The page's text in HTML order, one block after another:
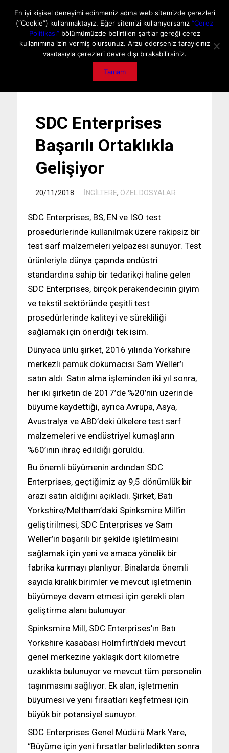
GİZLİLİK POLİTİKASI İLETİŞİM ÖNEMLİ DUYURU
SDC Enterprises
Başarılı Ortaklıkla
Gelişiyor
20/11/2018 İNGİLTERE, ÖZEL DOSYALAR
SDC Enterprises, BS, EN ve ISO test
prosedürlerinde kullanılmak üzere rakipsiz bir
test sarf malzemeleri yelpazesi sunuyor. Test
ürünleriyle dünya çapında endüstri
standardına sahip bir tedarikçi haline gelen
SDC Enterprises, birçok perakendecinin giyim
ve tekstil sektöründe çeşitli test
prosedürlerinde kaliteyi ve sürekliliği
sağlamak için önerdiği tek isim.
Dünyaca ünlü şirket, 2016 yılında Yorkshire
merkezli pamuk dokumacısı Sam Weller’ı
satın aldı. Satın alma işleminden iki yıl sonra,
her iki şirketin de 2017’de %20’nin üzerinde
büyüme kaydettiği, ayrıca Avrupa, Asya,
Avustralya ve ABD’deki ülkelere test sarf
malzemeleri ve endüstriyel kumaşların
%60’ının ihraç edildiği görüldü.
Bu önemli büyümenin ardından SDC
Enterprises, geçtiğimiz ay 9,5 dönümlük bir
arazi satın aldığını açıkladı. Şirket, Batı
Yorkshire/Meltham’daki Spinksmire Mill’in
geliştirilmesi, SDC Enterprises ve Sam
Weller’in başarılı bir şekilde işletilmesini
sağlamak için yeni ve amaca yönelik bir
fabrika kurmayı planlıyor. Binalarda önemli
sayıda kiralık birimler ve mevcut işletmenin
büyümeye devam etmesi için gerekli olan
geliştirme alanı bulunuyor.
Spinksmire Mill, SDC Enterprises’ın Batı
Yorkshire kasabası Holmfirth’deki mevcut
genel merkezine yaklaşık dört kilometre
uzaklıkta bulunuyor ve mevcut tüm personelin
taşınmasını sağlıyor. Ek alan, işletmenin
büyümesi ve yeni fırsatları keşfetmesi için
büyük bir potansiyel sunuyor.
SDC Enterprises Genel Müdürü Mark Yare,
“Büyüme için yeni fırsatlar belirledikten sonra
En iyi kişisel deneyimi edinmeniz adına web sitemizde çerezleri
(“Cookie”) kullanmaktayız. Eğer sitemizi kullanıyorsanız “Çerez
Politikası”bölümümüzde belirtilen şartlar gereği çerez
kullanımına izin vermiş olursunuz. Arzu ederseniz tarayıcınız
vasıtasıyla çerezleri devre dışı bırakabilirsiniz.
Tamam